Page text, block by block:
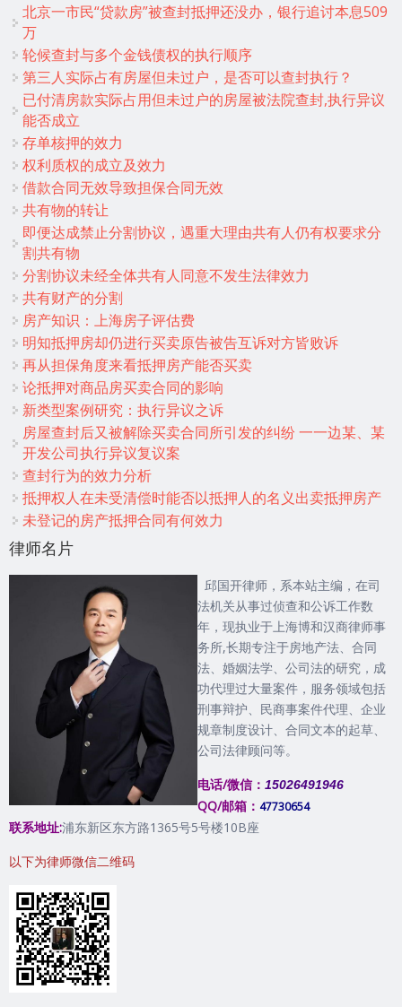
北京一市民“贷款房”被查封抵押还没办，银行追讨本息509
万
轮候查封与多个金钱债权的执行顺序
第三人实际占有房屋但未过户，是否可以查封执行？
已付清房款实际占用但未过户的房屋被法院查封,执行异议
能否成立
存单核押的效力
权利质权的成立及效力
借款合同无效导致担保合同无效
共有物的转让
即便达成禁止分割协议，遇重大理由共有人仍有权要求分
割共有物
分割协议未经全体共有人同意不发生法律效力
共有财产的分割
房产知识：上海房子评估费
明知抵押房却仍进行买卖原告被告互诉对方皆败诉
再从担保角度来看抵押房产能否买卖
论抵押对商品房买卖合同的影响
新类型案例研究：执行异议之诉
房屋查封后又被解除买卖合同所引发的纠纷 一一边某、某
开发公司执行异议复议案
查封行为的效力分析
抵押权人在未受清偿时能否以抵押人的名义出卖抵押房产
未登记的房产抵押合同有何效力
律师名片
邱国开律师，系本站主编，在司
法机关从事过侦查和公诉工作数
年，现执业于上海博和汉商律师事
务所,长期专注于房地产法、合同
法、婚姻法学、公司法的研究，成
功代理过大量案件，服务领域包括
刑事辩护、民商事案件代理、企业
规章制度设计、合同文本的起草、
公司法律顾问等。
电话/微信： 15026491946
QQ/邮箱： 47730654
联系地址:浦东新区东方路1365号5号楼10B座
以下为律师微信二维码